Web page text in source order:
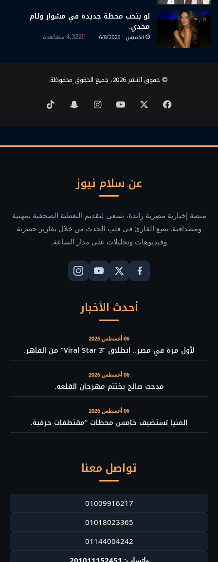
لو بنحب محطة جديدة في مشوار وئام
مجدي.
الخميس : 6/8/2026 4,322 مشاهدة
© حقوق النشر 2026، جميع الحقوق محفوظة
فيسبوك ‫YouTubeانستقرامسناب
عن سلام نيوز
منصة إخبارية مصرية رائدة، نسعى لتقديم التغطية الصحفية بمهنية
ومصداقية. نضع القارئ في قلب الحدث من خلال تقارير حصرية
وفيديوهات وتحليلات على مدار الساعة.
أحدث الأخبار
06 أغسطس 2026
لأول مرة في مصر.. انطلاق “Viral Star 3” من القاهر.
06 أغسطس 2026
مدحت صالح يختتم مهرجان القلعه.
06 أغسطس 2026
المنيا تستضيف خامس محطات “مقتطفات حرفية.
تواصل معنا
01009916217
01018023365
01144004242